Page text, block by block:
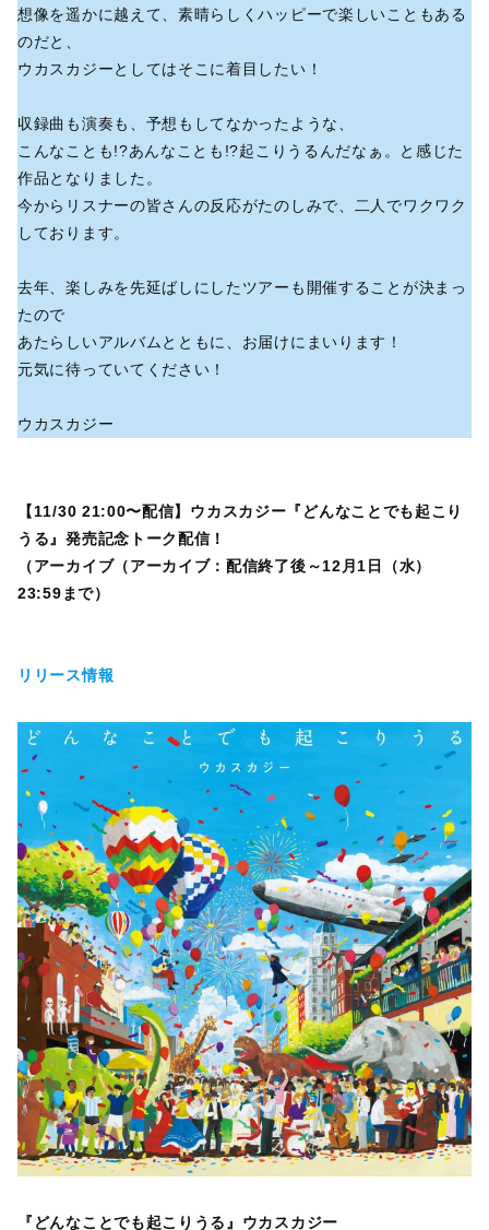
想像を遥かに越えて、素晴らしくハッピーで楽しいこともある
のだと、
ウカスカジーとしてはそこに着目したい！
収録曲も演奏も、予想もしてなかったような、
こんなことも!?あんなことも!?起こりうるんだなぁ。と感じた
作品となりました。
今からリスナーの皆さんの反応がたのしみで、二人でワクワク
しております。
去年、楽しみを先延ばしにしたツアーも開催することが決まっ
たので
あたらしいアルバムとともに、お届けにまいります！
元気に待っていてください！
ウカスカジー
【11/30 21:00〜配信】ウカスカジー『どんなことでも起こり
うる』発売記念トーク配信！
（アーカイブ（アーカイブ：配信終了後～12月1日（水）
23:59まで）
リリース情報
『どんなことでも起こりうる』ウカスカジー